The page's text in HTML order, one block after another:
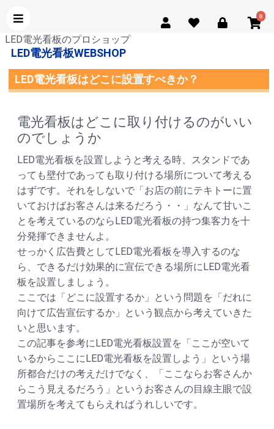
0
LED電光看板のプロショップ
LED電光看板WEBSHOP
LED電光看板はどこに設置すべきか？
電光看板はどこに取り付けるのがいい
のでしょうか
LED電光看板を設置しようと考える時、スタンドであ
っても壁付であっても取り付ける場所について考える
はずです。それをしないで「お店の前にテキトーに置
いておけばお客さんは来るだろう・・」なんて甘いこ
とを考えているのならLED電光看板の持つ集客力を十
分発揮できませんよ。
せっかく広告費としてLED電光看板を導入するのな
ら、できるだけ効果的に宣伝できる場所にLED電光看
板を設置しましょう。
ここでは「どこに設置するか」という問題を「だれに
向けて広告宣伝するか」という観点から考えていきた
いと思います。
この記事を参考にLED電光看板設置を「ここが空いて
いるからここにLED電光看板を設置しよう」という場
所都合だけの考えだけでなく、「ここならお客さんか
らこう見えるだろう」というお客さんの目線主眼で設
置場所を考えてもらえればうれしいです。